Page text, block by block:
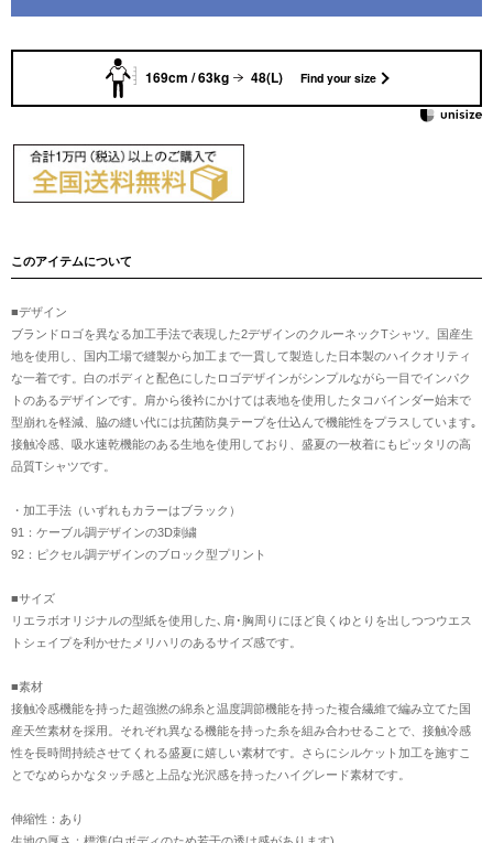
169cm / 63kg 48(L) Find your size
このアイテムについて
■デザイン
ブランドロゴを異なる加工手法で表現した2デザインのクルーネックTシャツ。国産生
地を使用し、国内工場で縫製から加工まで一貫して製造した日本製のハイクオリティ
な一着です。白のボディと配色にしたロゴデザインがシンプルながら一目でインパク
トのあるデザインです。肩から後衿にかけては表地を使用したタコバインダー始末で
型崩れを軽減、脇の縫い代には抗菌防臭テープを仕込んで機能性をプラスしています｡
接触冷感、吸水速乾機能のある生地を使用しており、盛夏の一枚着にもピッタリの高
品質Tシャツです。
・加工手法（いずれもカラーはブラック）
91：ケーブル調デザインの3D刺繍
92：ピクセル調デザインのブロック型プリント
■サイズ
リエラボオリジナルの型紙を使用した､肩･胸周りにほど良くゆとりを出しつつウエス
トシェイプを利かせたメリハリのあるサイズ感です。
■素材
接触冷感機能を持った超強撚の綿糸と温度調節機能を持った複合繊維で編み立てた国
産天竺素材を採用。それぞれ異なる機能を持った糸を組み合わせることで、接触冷感
性を長時間持続させてくれる盛夏に嬉しい素材です。さらにシルケット加工を施すこ
とでなめらかなタッチ感と上品な光沢感を持ったハイグレード素材です。
伸縮性：あり